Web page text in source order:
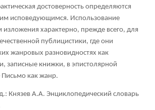
достоверность определяются
исповедующимся. Использование
характерно, прежде всего, для
публицистики, где они
жанровых разновидностях как
записные книжки, в эпистолярной
как жанр.
Князев А.А. Энциклопедический словарь